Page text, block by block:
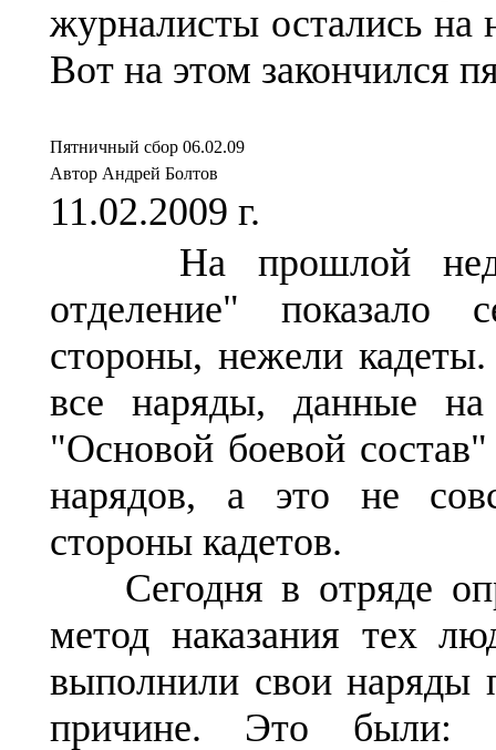
журналисты остались на
Вот на этом закончился
Пятничный сбор 06.02.09
Автор Андрей Болтов
11.02.2009 г.
На прошлой
отделение" показало
стороны, нежели
все наряды, данные
"Основой боевой
нарядов, а это не
стороны кадетов.
Сегодня в отряде
метод наказания тех
выполнили свои наряды
причине. Это были: